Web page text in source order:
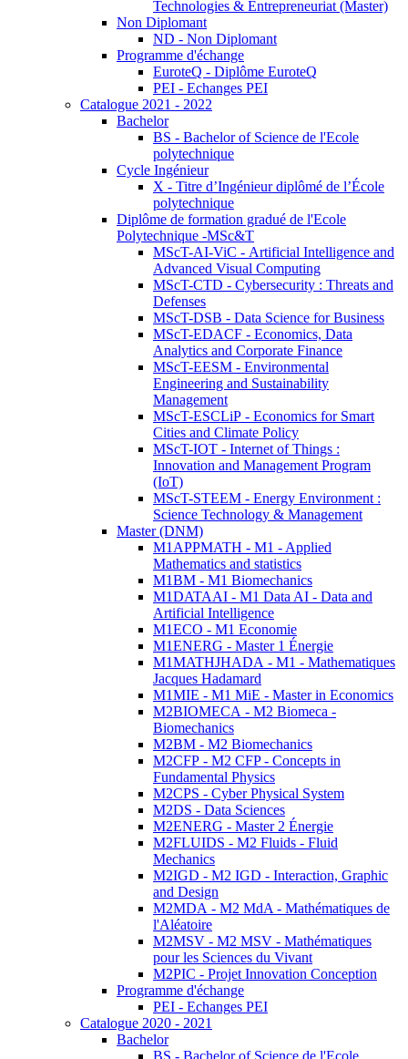
Technologies & Entrepreneuriat (Master)
Non Diplomant
ND - Non Diplomant
Programme d'échange
EuroteQ - Diplôme EuroteQ
PEI - Echanges PEI
Catalogue 2021 - 2022
Bachelor
BS - Bachelor of Science de l'Ecole
polytechnique
Cycle Ingénieur
X - Titre d’Ingénieur diplômé de l’École
polytechnique
Diplôme de formation gradué de l'Ecole
Polytechnique -MSc&T
MScT-AI-ViC - Artificial Intelligence and
Advanced Visual Computing
MScT-CTD - Cybersecurity : Threats and
Defenses
MScT-DSB - Data Science for Business
MScT-EDACF - Economics, Data
Analytics and Corporate Finance
MScT-EESM - Environmental
Engineering and Sustainability
Management
MScT-ESCLiP - Economics for Smart
Cities and Climate Policy
MScT-IOT - Internet of Things :
Innovation and Management Program
(IoT)
MScT-STEEM - Energy Environment :
Science Technology & Management
Master (DNM)
M1APPMATH - M1 - Applied
Mathematics and statistics
M1BM - M1 Biomechanics
M1DATAAI - M1 Data AI - Data and
Artificial Intelligence
M1ECO - M1 Economie
M1ENERG - Master 1 Énergie
M1MATHJHADA - M1 - Mathematiques
Jacques Hadamard
M1MIE - M1 MiE - Master in Economics
M2BIOMECA - M2 Biomeca -
Biomechanics
M2BM - M2 Biomechanics
M2CFP - M2 CFP - Concepts in
Fundamental Physics
M2CPS - Cyber Physical System
M2DS - Data Sciences
M2ENERG - Master 2 Énergie
M2FLUIDS - M2 Fluids - Fluid
Mechanics
M2IGD - M2 IGD - Interaction, Graphic
and Design
M2MDA - M2 MdA - Mathématiques de
l'Aléatoire
M2MSV - M2 MSV - Mathématiques
pour les Sciences du Vivant
M2PIC - Projet Innovation Conception
Programme d'échange
PEI - Echanges PEI
Catalogue 2020 - 2021
Bachelor
BS - Bachelor of Science de l'Ecole